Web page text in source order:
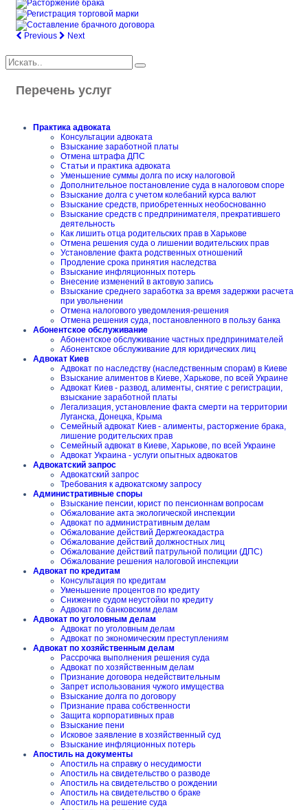
Previous Next
Перечень услуг
Практика адвоката
Консультации адвоката
Взыскание заработной платы
Отмена штрафа ДПС
Статьи и практика адвоката
Уменьшение суммы долга по иску налоговой
Дополнительное постановление суда в налоговом споре
Взыскание долга с учетом колебаний курса валют
Взыскание средств, приобретенных необоснованно
Взыскание средств с предпринимателя, прекратившего
деятельность
Как лишить отца родительских прав в Харькове
Отмена решения суда о лишении водительских прав
Установление факта родственных отношений
Продление срока принятия наследства
Взыскание инфляционных потерь
Внесение изменений в актовую запись
Взыскание среднего заработка за время задержки расчета
при увольнении
Отмена налогового уведомления-решения
Отмена решения суда, постановленного в пользу банка
Абонентское обслуживание
Абонентское обслуживание частных предпринимателей
Абонентское обслуживание для юридических лиц
Адвокат Киев
Адвокат по наследству (наследственным спорам) в Киеве
Взыскание алиментов в Киеве, Харькове, по всей Украине
Адвокат Киев - развод, алименты, снятие с регистрации,
взыскание заработной платы
Легализация, установление факта смерти на территории
Луганска, Донецка, Крыма
Семейный адвокат Киев - алименты, расторжение брака,
лишение родительских прав
Семейный адвокат в Киеве, Харькове, по всей Украине
Адвокат Украина - услуги опытных адвокатов
Адвокатский запрос
Адвокатский запрос
Требования к адвокатскому запросу
Административные споры
Взыскание пенсии, юрист по пенсионнам вопросам
Обжалование акта экологической инспекции
Адвокат по административным делам
Обжалование действий Держгеокадастра
Обжалование действий должностных лиц
Обжалование действий патрульной полиции (ДПС)
Обжалование решения налоговой инспекции
Адвокат по кредитам
Консультация по кредитам
Уменьшение процентов по кредиту
Снижение судом неустойки по кредиту
Адвокат по банковским делам
Адвокат по уголовным делам
Адвокат по уголовным делам
Адвокат по экономическим преступлениям
Адвокат по хозяйственным делам
Рассрочка выполнения решения суда
Адвокат по хозяйственным делам
Признание договора недействительным
Запрет использования чужого имущества
Взыскание долга по договору
Признание права собственности
Защита корпоративных прав
Взыскание пени
Исковое заявление в хозяйственный суд
Взыскание инфляционных потерь
Апостиль на документы
Апостиль на справку о несудимости
Апостиль на свидетельство о разводе
Апостиль на свидетельство о рождении
Апостиль на свидетельство о браке
Апостиль на решение суда